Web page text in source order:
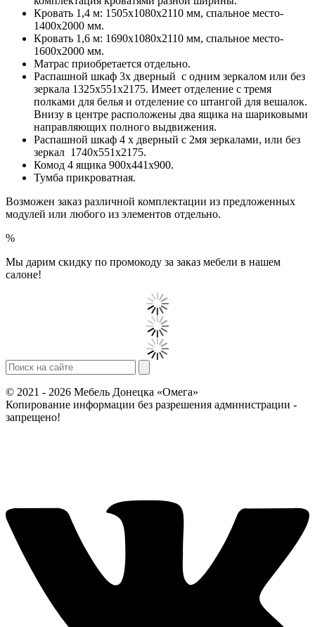
Кровать 1,4 м: 1505х1080х2110 мм, спальное место-
1400х2000 мм.
Кровать 1,6 м: 1690х1080х2110 мм, спальное место-
1600х2000 мм.
Матрас приобретается отдельно.
Распашной шкаф 3х дверный с одним зеркалом или без
зеркала 1325х551х2175. Имеет отделение с тремя
полками для белья и отделение со штангой для вешалок.
Внизу в центре расположены два ящика на шариковыми
направляющих полного выдвижения.
Распашной шкаф 4 х дверный с 2мя зеркалами, или без
зеркал 1740х551х2175.
Комод 4 ящика 900х441х900.
Тумба прикроватная.
Возможен заказ различной комплектации из предложенных
модулей или любого из элементов отдельно.
%
Мы дарим скидку по промокоду за заказ мебели в нашем
салоне!
© 2021 - 2026 Мебель Донецка «Омега»
Копирование информации без разрешения администрации -
запрещено!